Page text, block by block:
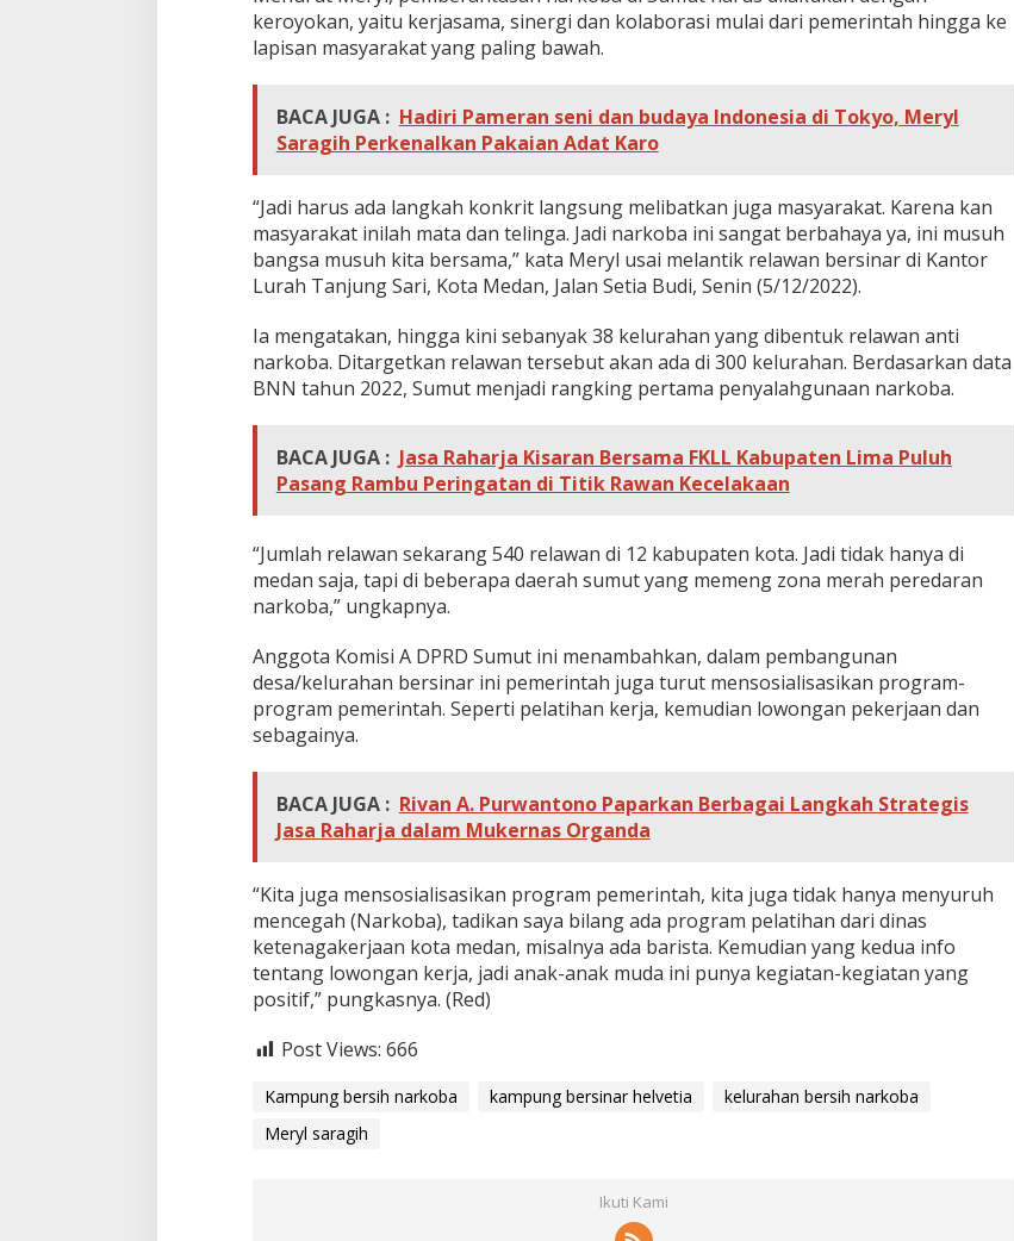
t
a
s
r
k
a
H
r
u
K
e
r
o
k
a
keroyokan, yaitu kerjasama, sinergi dan kolaborasi mulai dari pemerintah hingga ke
lapisan masyarakat yang paling bawah.
BACA JUGA : Hadiri Pameran seni dan budaya Indonesia di Tokyo, Meryl
Saragih Perkenalkan Pakaian Adat Karo
“Jadi harus ada langkah konkrit langsung melibatkan juga masyarakat. Karena kan
masyarakat inilah mata dan telinga. Jadi narkoba ini sangat berbahaya ya, ini musuh
bangsa musuh kita bersama,” kata Meryl usai melantik relawan bersinar di Kantor
Lurah Tanjung Sari, Kota Medan, Jalan Setia Budi, Senin (5/12/2022).
Ia mengatakan, hingga kini sebanyak 38 kelurahan yang dibentuk relawan anti
narkoba. Ditargetkan relawan tersebut akan ada di 300 kelurahan. Berdasarkan data
BNN tahun 2022, Sumut menjadi rangking pertama penyalahgunaan narkoba.
BACA JUGA : Jasa Raharja Kisaran Bersama FKLL Kabupaten Lima Puluh
Pasang Rambu Peringatan di Titik Rawan Kecelakaan
“Jumlah relawan sekarang 540 relawan di 12 kabupaten kota. Jadi tidak hanya di
medan saja, tapi di beberapa daerah sumut yang memeng zona merah peredaran
narkoba,” ungkapnya.
Anggota Komisi A DPRD Sumut ini menambahkan, dalam pembangunan
desa/kelurahan bersinar ini pemerintah juga turut mensosialisasikan program-
program pemerintah. Seperti pelatihan kerja, kemudian lowongan pekerjaan dan
sebagainya.
BACA JUGA : Rivan A. Purwantono Paparkan Berbagai Langkah Strategis
Jasa Raharja dalam Mukernas Organda
“Kita juga mensosialisasikan program pemerintah, kita juga tidak hanya menyuruh
mencegah (Narkoba), tadikan saya bilang ada program pelatihan dari dinas
ketenagakerjaan kota medan, misalnya ada barista. Kemudian yang kedua info
tentang lowongan kerja, jadi anak-anak muda ini punya kegiatan-kegiatan yang
positif,” pungkasnya. (Red)
Post Views: 666
Kampung bersih narkoba kampung bersinar helvetia
kelurahan bersih narkoba
Meryl saragih
Ikuti Kami